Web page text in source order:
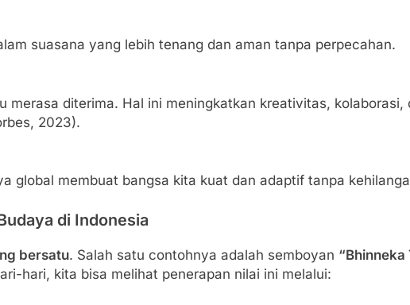
suasana yang lebih tenang dan aman tanpa perpecahan.
merasa diterima. Hal ini meningkatkan kreativitas, kolaborasi,
2023).
global membuat bangsa kita kuat dan adaptif tanpa
di Indonesia
bersatu. Salah satu contohnya adalah semboyan “Bhinneka
hari, kita bisa melihat penerapan nilai ini melalui: